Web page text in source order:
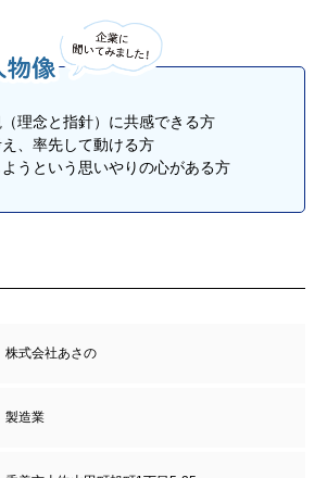
（理念と指針）に共感できる方
え、率先して動ける方
ようという思いやりの心がある方
株式会社あさの
製造業